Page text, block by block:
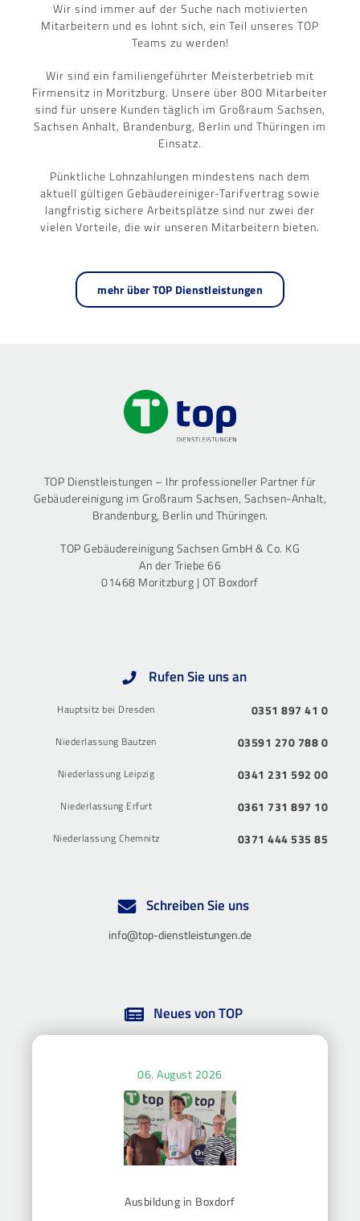
Wir sind immer auf der Suche nach motivierten
Mitarbeitern und es lohnt sich, ein Teil unseres TOP
Teams zu werden!
Wir sind ein familiengeführter Meisterbetrieb mit
Firmensitz in Moritzburg. Unsere über 800 Mitarbeiter
sind für unsere Kunden täglich im Großraum Sachsen,
Sachsen Anhalt, Brandenburg, Berlin und Thüringen im
Einsatz.
Pünktliche Lohnzahlungen mindestens nach dem
aktuell gültigen Gebäudereiniger-Tarifvertrag sowie
langfristig sichere Arbeitsplätze sind nur zwei der
vielen Vorteile, die wir unseren Mitarbeitern bieten.
mehr über TOP Dienstleistungen
TOP Dienstleistungen – Ihr professioneller Partner für
Gebäudereinigung im Großraum Sachsen, Sachsen-Anhalt,
Brandenburg, Berlin und Thüringen.
TOP Gebäudereinigung Sachsen GmbH & Co. KG
An der Triebe 66
01468 Moritzburg | OT Boxdorf
Rufen Sie uns an
Hauptsitz bei Dresden 0351 897 41 0
Niederlassung Bautzen 03591 270 788 0
Niederlassung Leipzig 0341 231 592 00
Niederlassung Erfurt 0361 731 897 10
Niederlassung Chemnitz 0371 444 535 85
Schreiben Sie uns
info@top-dienstleistungen.de
Neues von TOP
06. August 2026
Ausbildung in Boxdorf